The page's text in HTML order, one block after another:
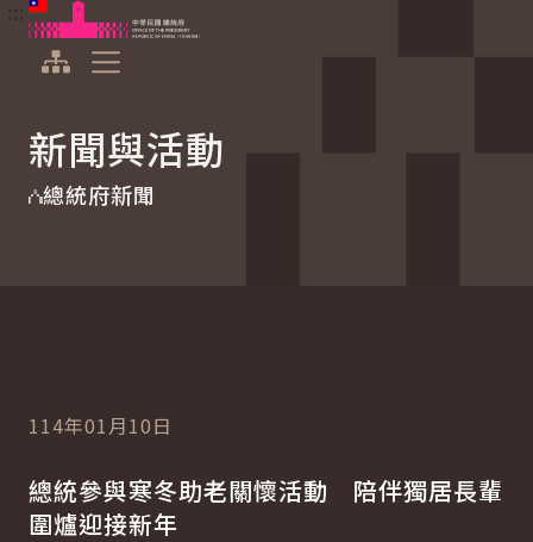
跳到主要內容
中華民國總統府
新聞與活動
總統府新聞
114年01月10日
總統參與寒冬助老關懷活動 陪伴獨居長輩
圍爐迎接新年